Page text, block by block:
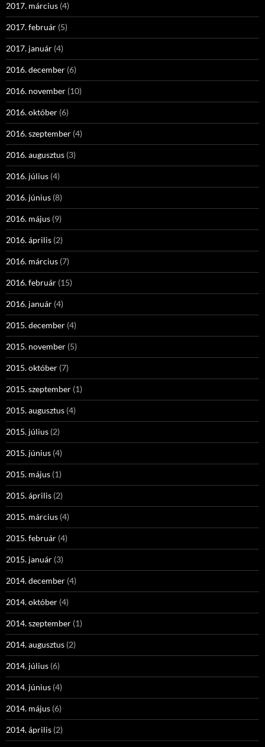
2017. március (4)
2017. február (5)
2017. január (4)
2016. december (6)
2016. november (10)
2016. október (6)
2016. szeptember (4)
2016. augusztus (3)
2016. július (4)
2016. június (8)
2016. május (9)
2016. április (2)
2016. március (7)
2016. február (15)
2016. január (4)
2015. december (4)
2015. november (5)
2015. október (7)
2015. szeptember (1)
2015. augusztus (4)
2015. július (2)
2015. június (4)
2015. május (1)
2015. április (2)
2015. március (4)
2015. február (4)
2015. január (3)
2014. december (4)
2014. október (4)
2014. szeptember (1)
2014. augusztus (2)
2014. július (6)
2014. június (4)
2014. május (6)
2014. április (2)